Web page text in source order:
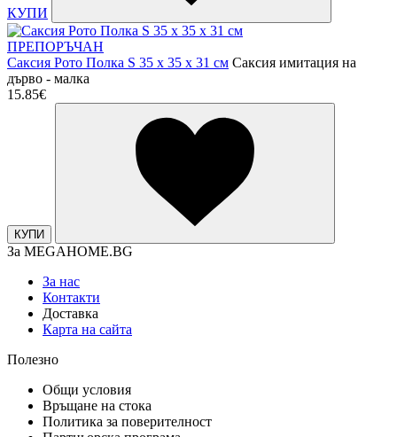
КУПИ
ПРЕПОРЪЧАН
Саксия Рото Полка S 35 x 35 x 31 см Саксия имитация на
дърво - малка
15.85€
КУПИ
За MEGAHOME.BG
За нас
Контакти
Доставка
Карта на сайта
Полезно
Общи условия
Връщане на стока
Политика за поверителност